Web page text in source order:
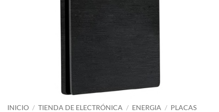
INICIO / TIENDA DE ELECTRÓNICA / ENERGIA / PLACAS